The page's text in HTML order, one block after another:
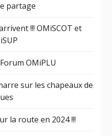
partage
!!! OMiSCOT et
OMiPLU
sur les chapeaux de
la route en 2024 !!!